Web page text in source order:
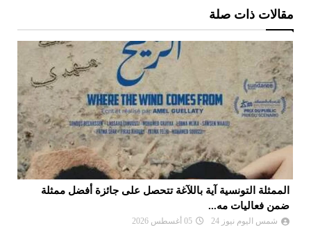
مقالات ذات صلة
الممثلة التونسية آية باللآغة تتحصل على جائزة أفضل ممثلة
ضمن فعاليات مه...
شمس اليوم نيوز 24 05 أغسطس 2026